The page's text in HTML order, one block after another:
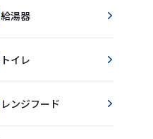
給湯器
トイレ
レンジフード